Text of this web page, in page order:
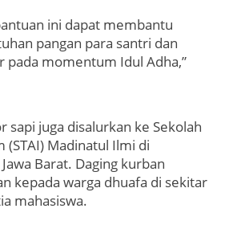
ini dapat membantu
pangan para santri dan
pada momentum Idul Adha,”
sapi juga disalurkan ke Sekolah
(STAI) Madinatul Ilmi di
Barat. Daging kurban
kepada warga dhuafa di sekitar
mahasiswa.